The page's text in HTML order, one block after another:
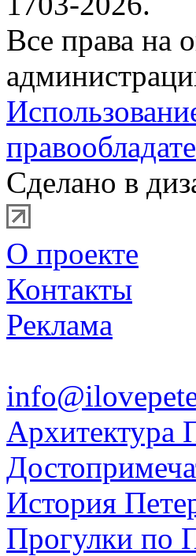
Все права на
Сделано в
О проекте
Контакты
Реклама
Архитектура
История
Прогулки по